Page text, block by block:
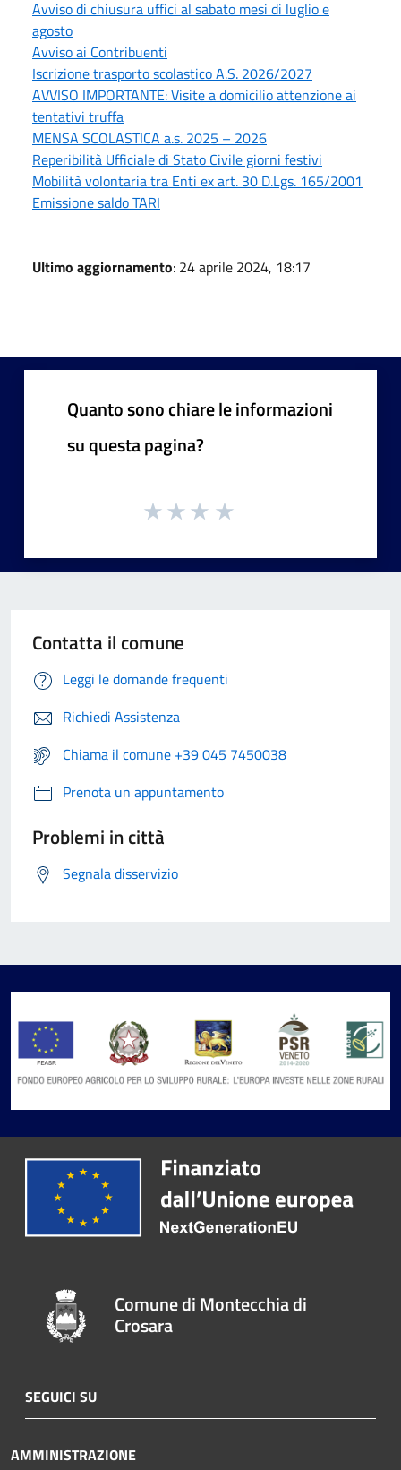
Avviso di chiusura uffici al sabato mesi di luglio e
agosto
Avviso ai Contribuenti
Iscrizione trasporto scolastico A.S. 2026/2027
AVVISO IMPORTANTE: Visite a domicilio attenzione ai
tentativi truffa
MENSA SCOLASTICA a.s. 2025 – 2026
Reperibilità Ufficiale di Stato Civile giorni festivi
Mobilità volontaria tra Enti ex art. 30 D.Lgs. 165/2001
Emissione saldo TARI
Ultimo aggiornamento: 24 aprile 2024, 18:17
Quanto sono chiare le informazioni
su questa pagina?
Contatta il comune
Leggi le domande frequenti
Richiedi Assistenza
Chiama il comune +39 045 7450038
Prenota un appuntamento
Problemi in città
Segnala disservizio
Comune di Montecchia di
Crosara
SEGUICI SU
AMMINISTRAZIONE